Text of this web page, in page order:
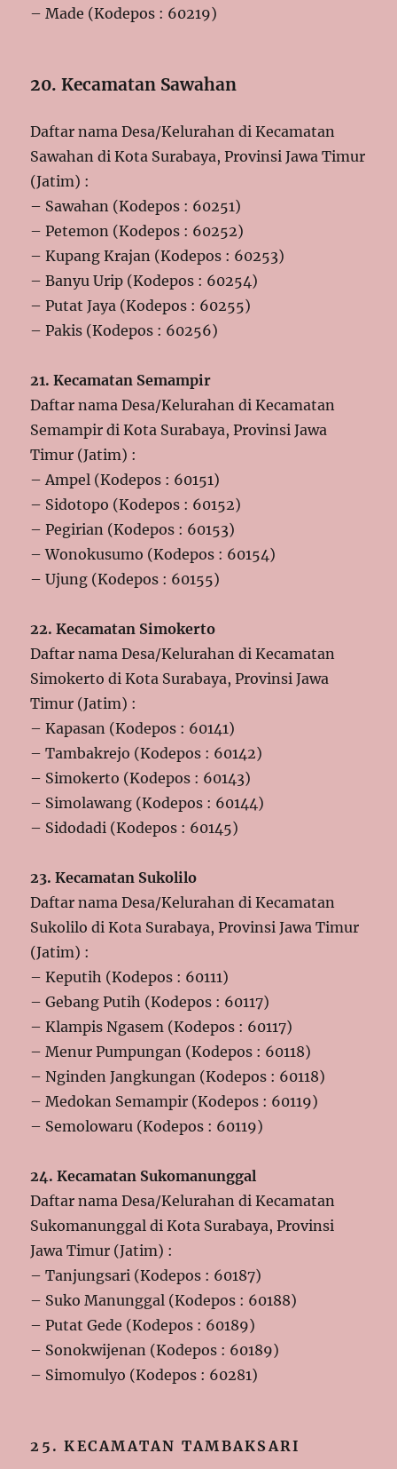
– Made (Kodepos : 60219)
20. Kecamatan Sawahan
Daftar nama Desa/Kelurahan di Kecamatan
Sawahan di Kota Surabaya, Provinsi Jawa Timur
(Jatim) :
– Sawahan (Kodepos : 60251)
– Petemon (Kodepos : 60252)
– Kupang Krajan (Kodepos : 60253)
– Banyu Urip (Kodepos : 60254)
– Putat Jaya (Kodepos : 60255)
– Pakis (Kodepos : 60256)
21. Kecamatan Semampir
Daftar nama Desa/Kelurahan di Kecamatan
Semampir di Kota Surabaya, Provinsi Jawa
Timur (Jatim) :
– Ampel (Kodepos : 60151)
– Sidotopo (Kodepos : 60152)
– Pegirian (Kodepos : 60153)
– Wonokusumo (Kodepos : 60154)
– Ujung (Kodepos : 60155)
22. Kecamatan Simokerto
Daftar nama Desa/Kelurahan di Kecamatan
Simokerto di Kota Surabaya, Provinsi Jawa
Timur (Jatim) :
– Kapasan (Kodepos : 60141)
– Tambakrejo (Kodepos : 60142)
– Simokerto (Kodepos : 60143)
– Simolawang (Kodepos : 60144)
– Sidodadi (Kodepos : 60145)
23. Kecamatan Sukolilo
Daftar nama Desa/Kelurahan di Kecamatan
Sukolilo di Kota Surabaya, Provinsi Jawa Timur
(Jatim) :
– Keputih (Kodepos : 60111)
– Gebang Putih (Kodepos : 60117)
– Klampis Ngasem (Kodepos : 60117)
– Menur Pumpungan (Kodepos : 60118)
– Nginden Jangkungan (Kodepos : 60118)
– Medokan Semampir (Kodepos : 60119)
– Semolowaru (Kodepos : 60119)
24. Kecamatan Sukomanunggal
Daftar nama Desa/Kelurahan di Kecamatan
Sukomanunggal di Kota Surabaya, Provinsi
Jawa Timur (Jatim) :
– Tanjungsari (Kodepos : 60187)
– Suko Manunggal (Kodepos : 60188)
– Putat Gede (Kodepos : 60189)
– Sonokwijenan (Kodepos : 60189)
– Simomulyo (Kodepos : 60281)
25. KECAMATAN TAMBAKSARI